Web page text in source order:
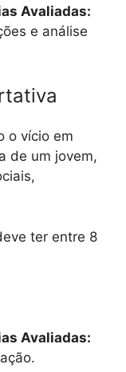
Avaliadas:
e análise
o vício em
de um jovem,
ter entre 8
Avaliadas: